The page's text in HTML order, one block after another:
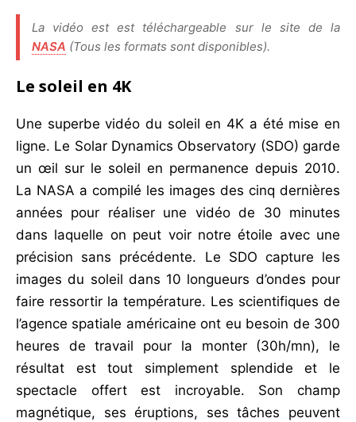
La vidéo est est téléchargeable sur le site de la
NASA (Tous les formats sont disponibles).
Le soleil en 4K
Une superbe vidéo du soleil en 4K a été mise en
ligne. Le Solar Dynamics Observatory (SDO) garde
un œil sur le soleil en permanence depuis 2010.
La NASA a compilé les images des cinq dernières
années pour réaliser une vidéo de 30 minutes
dans laquelle on peut voir notre étoile avec une
précision sans précédente. Le SDO capture les
images du soleil dans 10 longueurs d’ondes pour
faire ressortir la température. Les scientifiques de
l’agence spatiale américaine ont eu besoin de 300
heures de travail pour la monter (30h/mn), le
résultat est tout simplement splendide et le
spectacle offert est incroyable. Son champ
magnétique, ses éruptions, ses tâches peuvent